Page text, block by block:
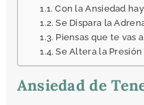
Con la Ansiedad
Se Dispara la
Piensas que te vas
Se Altera la Presión
Ansiedad de